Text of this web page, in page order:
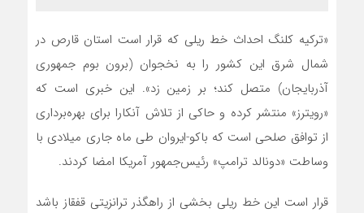
«ترکیه کلنگ احداث خط ریلی که قرار است استان قارص در
شمال شرق این کشور را به نخجوان (برون بوم جمهوری
آذربایجان) متصل کند؛ بر زمین زد». این خبری است که
«رویترز» منتشر کرده و حاکی از تلاش آنکارا برای بهره‌برداری
از توافق صلحی است که باکو-ایروان طی ماه جاری میلادی با
وساطت «دونالد ترامپ» رئیس‌جمهور آمریکا امضا کردند.
قرار است این خط ریلی بخشی از راهگذر ترانزیتی قفقاز باشد